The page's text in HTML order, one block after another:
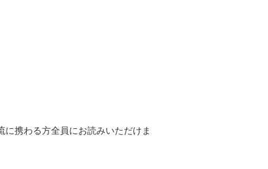
携わる方全員にお読みいただけま